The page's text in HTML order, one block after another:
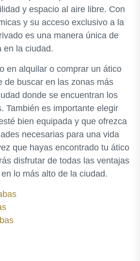
y espacio al aire libre. Con
y su acceso exclusivo a la
es una manera única de
en la ciudad.
en alquilar o comprar un ático
de buscar en las zonas más
donde se encuentran los
También es importante elegir
bien equipada y que ofrezca
necesarias para una vida
que hayas encontrado tu ático
disfrutar de todas las ventajas
lo más alto de la ciudad.